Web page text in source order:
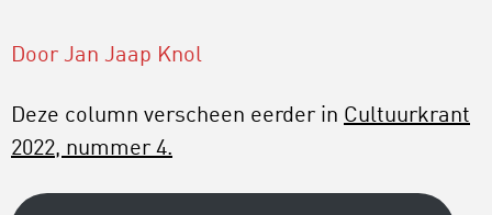
Door Jan Jaap Knol
Deze column verscheen eerder in Cultuurkrant
2022, nummer 4.